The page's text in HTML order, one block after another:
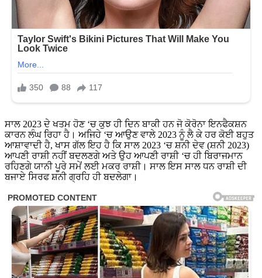
ਸਾਲ 2023 ਦੇ ਖਤਮ ਹੋਣ ‘ਚ ਕੁਝ ਹੀ ਦਿਨ ਬਾਕੀ ਹਨ ਜੋ ਕੋਰੋਨਾ ਇਨਫੈਕਸ਼ਨ
ਕਾਰਨ ਲੰਘ ਰਿਹਾ ਹੈ। ਅਜਿਹੇ ‘ਚ ਆਉਣ ਵਾਲੇ 2023 ਨੂੰ ਲੈ ਕੇ ਹਰ ਕੋਈ ਬਹੁਤ
ਆਸ਼ਾਵਾਦੀ ਹੈ, ਖਾਸ ਗੱਲ ਇਹ ਹੈ ਕਿ ਸਾਲ 2023 ‘ਚ ਸ਼ਨੀ ਦੇਵ (ਸ਼ਨੀ 2023)
ਆਪਣੀ ਰਾਸ਼ੀ ਨਹੀਂ ਬਦਲਣਗੇ ਅਤੇ ਉਹ ਆਪਣੀ ਰਾਸ਼ੀ ‘ਚ ਹੀ ਬਿਰਾਜਮਾਨ
ਰਹਿਣਗੇ ਯਾਨੀ ਪੂਰੇ ਸਮੇਂ ਲਈ ਮਕਰ ਰਾਸ਼ੀ। ਸਾਲ ਇਸ ਸਾਲ ਧਨ ਰਾਸ਼ੀ ਦੀ
ਬਜਾਏ ਸਿਰਫ ਸ਼ਨੀ ਗ੍ਰਹਿ ਹੀ ਬਦਲੇਗਾ।